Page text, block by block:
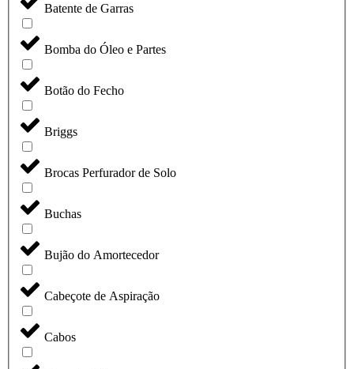
Batente de Garras
Bomba do Óleo e Partes
Botão do Fecho
Briggs
Brocas Perfurador de Solo
Buchas
Bujão do Amortecedor
Cabeçote de Aspiração
Cabos